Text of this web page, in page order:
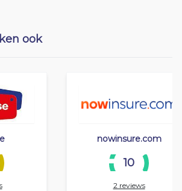
ook
nowinsure.com
10
2 reviews